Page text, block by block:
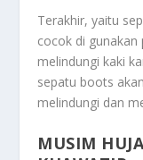
Terakhir, yaitu
cocok di
melindungi kaki
sepatu boots
melindungi dan
MUSIM